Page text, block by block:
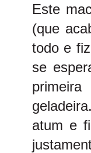
Este
(que
todo e
se
atum e